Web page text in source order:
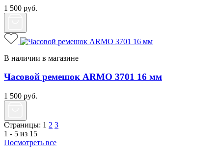
1 500 руб.
В наличии в магазине
Часовой ремешок ARMO 3701 16 мм
1 500 руб.
Страницы: 1 2 3
1 - 5 из 15
Посмотреть все